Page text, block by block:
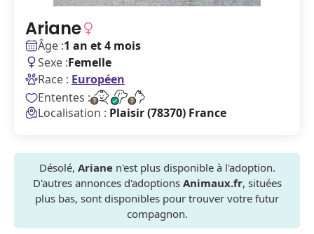
Ariane
Âge :1 an et 4 mois
Sexe :Femelle
Race : Européen
Ententes :
Localisation : Plaisir (78370) France
Désolé, Arianen'est plus disponible à l'adoption.
D'autres annonces d'adoptions Animaux.fr, situées
plus bas, sont disponibles pour trouver votre futur
compagnon.